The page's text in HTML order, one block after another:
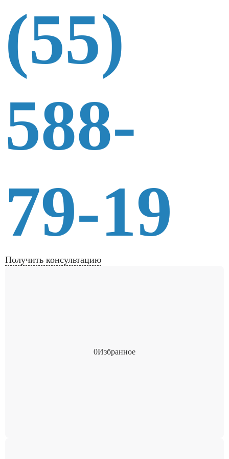
(55)
588-
79-19
Получить консультацию
0Избранное